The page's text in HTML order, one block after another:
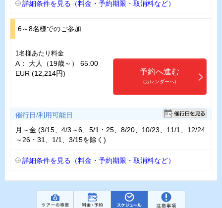
詳細条件を見る（料金・予約期限・取消料など）
6～8名様でのご参加
1名様あたり料金
A： 大人（19歳～） 65.00
EUR (12,214円)
予約へ進む
(カレンダーへ)
催行日/利用可能日
月～金 (3/15、4/3～6、5/1・25、8/20、10/23、11/1、12/24
～26・31、1/1、3/15を除く)
詳細条件を見る（料金・予約期限・取消料など）